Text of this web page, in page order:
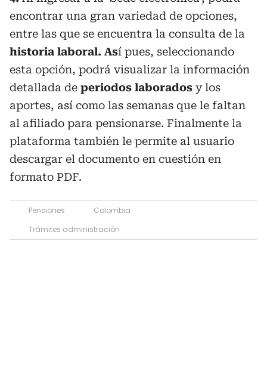
encontrar una gran variedad de opciones,
entre las que se encuentra la consulta de la
historia laboral. Así pues, seleccionando
esta opción, podrá visualizar la información
detallada de periodos laborados y los
aportes, así como las semanas que le faltan
al afiliado para pensionarse. Finalmente la
plataforma también le permite al usuario
descargar el documento en cuestión en
formato PDF.
Pensiones
Colombia
Trámites administración